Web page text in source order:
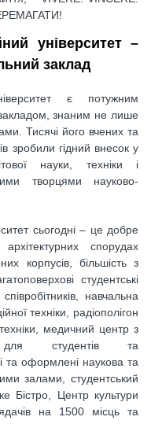
університет –
заклад
є потужним
знаним не лише
Тисячі його вчених та
зробили гідний внесок у
науки, техніки і
творцями науково-
сьогодні – це добре
спорудах
корпусів, більшість з
студентські
навчальна
техніки, радіополігон
медичний центр з
для студентів та
та оформлені наукова та
залами, студентський
Бістро, Центр культури
на 1500 місць та